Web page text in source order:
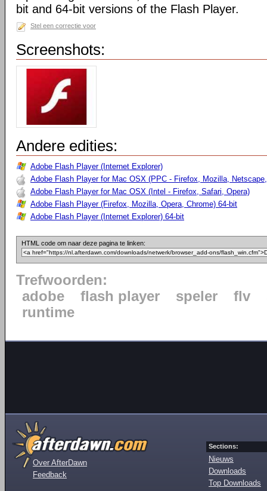
bit and 64-bit versions of the Flash Player.
Stel een correctie voor
Screenshots:
Andere edities:
Adobe Flash Player (Internet Explorer)
Adobe Flash Player for Mac OSX (PPC - Firefox, Mozilla,
Adobe Flash Player for Mac OSX (Intel - Firefox, Safari, Opera)
Adobe Flash Player (Firefox, Mozilla, Opera, Chrome) 64-bit
Adobe Flash Player (Internet Explorer) 64-bit
HTML code om naar deze pagina te linken:
Trefwoorden:
adobe
flash player speler flv
runtime
Over AfterDawn
Feedback
Sections:
Nieuws
Downloads
Top Downloads